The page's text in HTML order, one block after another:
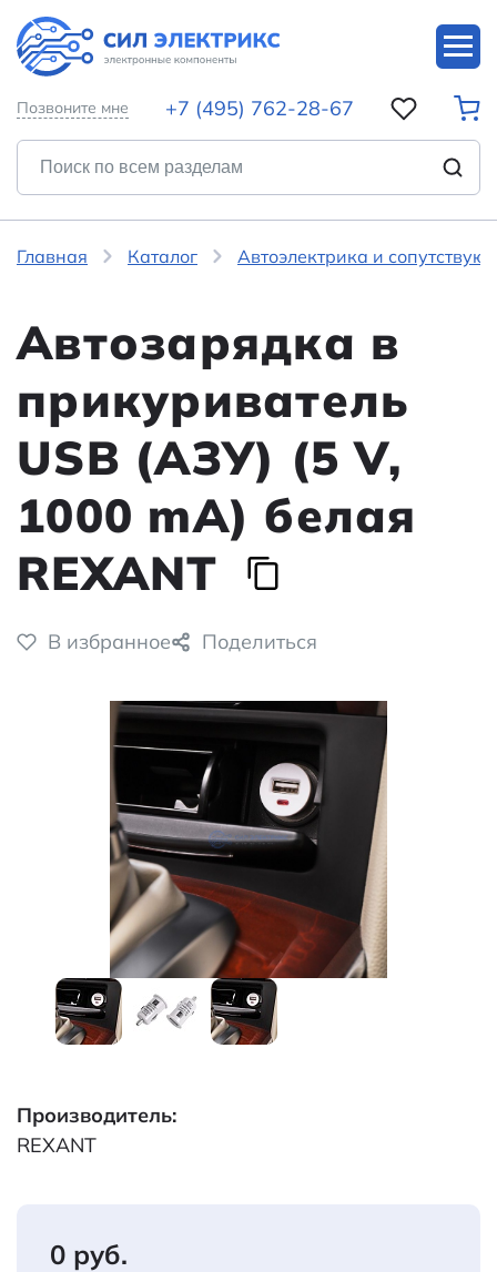
Позвоните мне +7 (495) 762-28-67
Главная Каталог Автоэлектрика и
Автозарядка в
прикуриватель
USB (АЗУ) (5 V,
1000 mA) белая
REXANT
В избранное Поделиться
Производитель:
REXANT
0 руб.